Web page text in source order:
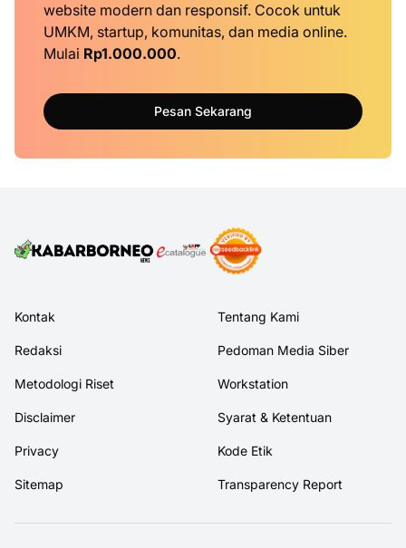
website modern dan responsif. Cocok untuk
UMKM, startup, komunitas, dan media online.
Mulai Rp1.000.000.
Pesan Sekarang
Kontak Tentang Kami
Redaksi Pedoman Media Siber
Metodologi Riset Workstation
Disclaimer Syarat & Ketentuan
Privacy Kode Etik
Sitemap Transparency Report